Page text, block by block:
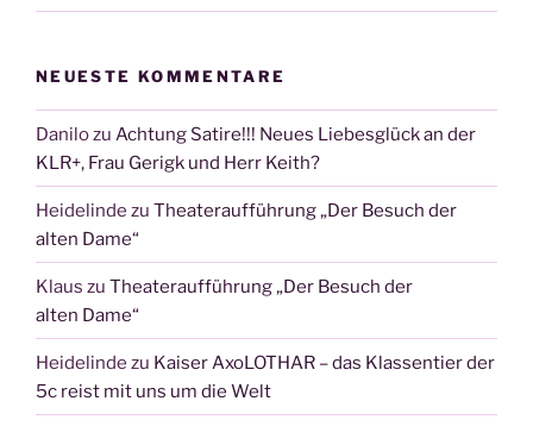
NEUESTE KOMMENTARE
Danilozu Achtung Satire!!! Neues Liebesglück an der
KLR+, Frau Gerigk und Herr Keith?
Heidelinde zu Theateraufführung „Der Besuch der
alten Dame“
Klaus zu Theateraufführung „Der Besuch der
alten Dame“
Heidelinde zu Kaiser AxoLOTHAR – das Klassentier der
5c reist mit uns um die Welt